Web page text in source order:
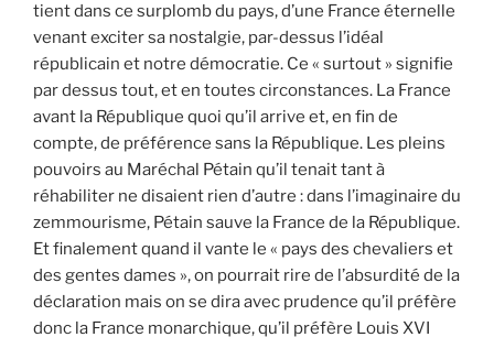
tient dans ce surplomb du pays, d’une France éternelle
venant exciter sa nostalgie, par-dessus l’idéal
républicain et notre démocratie. Ce « surtout » signifie
par dessus tout, et en toutes circonstances. La France
avant la République quoi qu’il arrive et, en fin de
compte, de préférence sans la République. Les pleins
pouvoirs au Maréchal Pétain qu’il tenait tant à
réhabiliter ne disaient rien d’autre : dans l’imaginaire du
zemmourisme, Pétain sauve la France de la République.
Et finalement quand il vante le « pays des chevaliers et
des gentes dames », on pourrait rire de l’absurdité de la
déclaration mais on se dira avec prudence qu’il préfère
donc la France monarchique, qu’il préfère Louis XVI